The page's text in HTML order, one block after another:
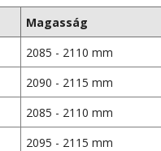
Magasság
2085 - 2110 mm
2090 - 2115 mm
2085 - 2110 mm
2095 - 2115 mm